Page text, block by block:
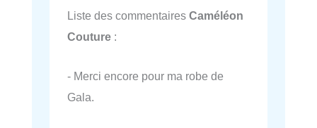
Liste des commentaires Caméléon
Couture :
- Merci encore pour ma robe de
Gala.